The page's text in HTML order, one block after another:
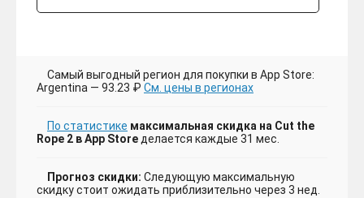
Самый выгодный регион для покупки в App Store:
Argentina — 93.23 ₽ См. цены в регионах
По статистике максимальная скидка на Cut the
Rope 2 в App Storeделается каждые 31 мес.
Прогноз скидки: Следующую максимальную
скидку стоит ожидать приблизительно через 3 нед.